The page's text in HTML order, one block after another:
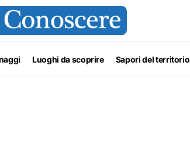
Luoghi da scoprire Sapori del territorio